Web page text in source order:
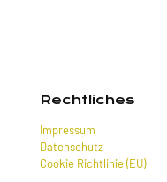
Rechtliches
Impressum
Datenschutz
Cookie Richtlinie (EU)